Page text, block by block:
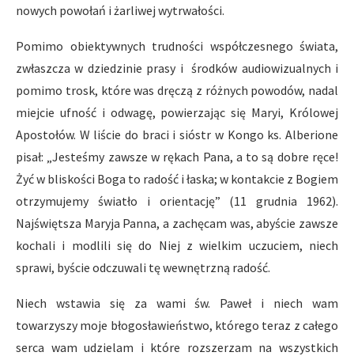
nowych powołań i żarliwej wytrwałości.
Pomimo obiektywnych trudności współczesnego świata,
zwłaszcza w dziedzinie prasy i środków audiowizualnych i
pomimo trosk, które was dręczą z różnych powodów, nadal
miejcie ufność i odwagę, powierzając się Maryi, Królowej
Apostołów. W liście do braci i sióstr w Kongo ks. Alberione
pisał: „Jesteśmy zawsze w rękach Pana, a to są dobre ręce!
Żyć w bliskości Boga to radość i łaska; w kontakcie z Bogiem
otrzymujemy światło i orientację” (11 grudnia 1962).
Najświętsza Maryja Panna, a zachęcam was, abyście zawsze
kochali i modlili się do Niej z wielkim uczuciem, niech
sprawi, byście odczuwali tę wewnętrzną radość.
Niech wstawia się za wami św. Paweł i niech wam
towarzyszy moje błogosławieństwo, którego teraz z całego
serca wam udzielam i które rozszerzam na wszystkich